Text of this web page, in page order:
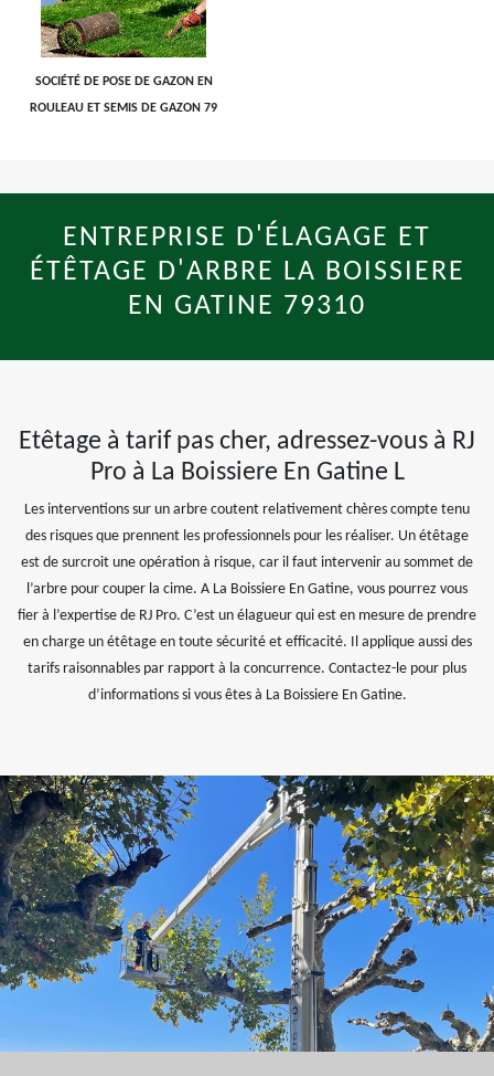
SOCIÉTÉ DE POSE DE GAZON EN
ROULEAU ET SEMIS DE GAZON 79
ENTREPRISE D'ÉLAGAGE ET
ÉTÊTAGE D'ARBRE LA BOISSIERE
EN GATINE 79310
Etêtage à tarif pas cher, adressez-vous à RJ
Pro à La Boissiere En Gatine L
Les interventions sur un arbre coutent relativement chères compte tenu
des risques que prennent les professionnels pour les réaliser. Un étêtage
est de surcroit une opération à risque, car il faut intervenir au sommet de
l’arbre pour couper la cime. A La Boissiere En Gatine, vous pourrez vous
fier à l’expertise de RJ Pro. C’est un élagueur qui est en mesure de prendre
en charge un étêtage en toute sécurité et efficacité. Il applique aussi des
tarifs raisonnables par rapport à la concurrence. Contactez-le pour plus
d’informations si vous êtes à La Boissiere En Gatine.